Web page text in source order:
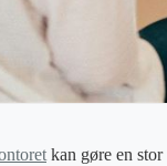
kan gøre en